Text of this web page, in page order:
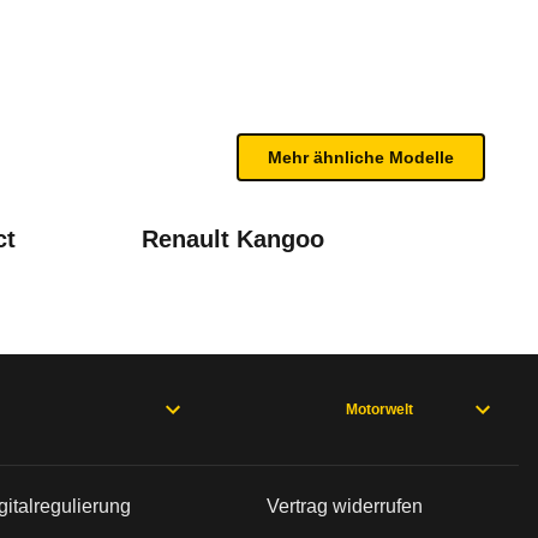
Fahrzeug.
mit Ihrem Fahrzeug haben. Ihre
Renault Kangoo
Mehr ähnliche Modelle
Motorwelt
Vertrag widerrufen